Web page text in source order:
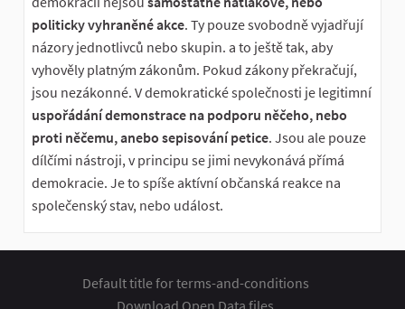
politicky vyhraněné akce. Ty pouze svobodně vyjadřují
názory jednotlivců nebo skupin. a to ještě tak, aby
vyhověly platným zákonům. Pokud zákony překračují,
jsou nezákonné. V demokratické společnosti je legitimní
uspořádání demonstrace na podporu něčeho, nebo
proti něčemu, anebo sepisování petice. Jsou ale pouze
dílčími nástroji, v principu se jimi nevykonává přímá
demokracie. Je to spíše aktívní občanská reakce na
společenský stav, nebo událost.
Default title for terms-and-conditions